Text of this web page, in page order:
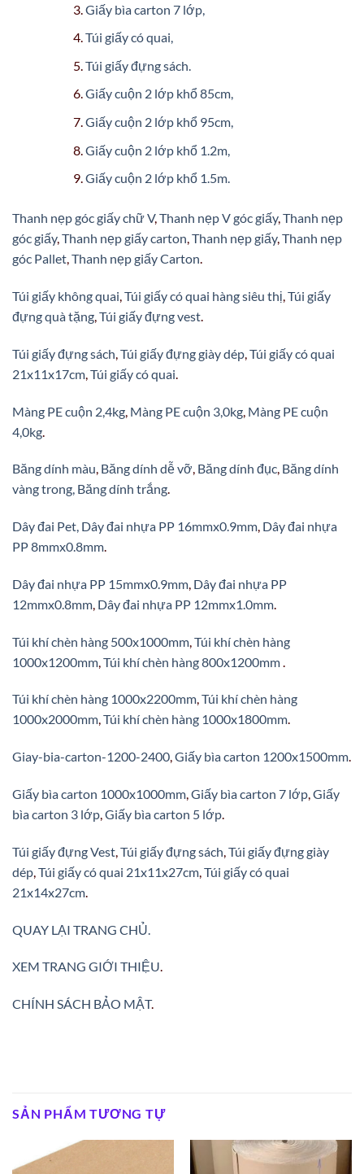
Giấy bìa carton 7 lớp,
Túi giấy có quai,
Túi giấy đựng sách.
Giấy cuộn 2 lớp khổ 85cm,
Giấy cuộn 2 lớp khổ 95cm,
Giấy cuộn 2 lớp khổ 1.2m,
Giấy cuộn 2 lớp khổ 1.5m.
Thanh nẹp góc giấy chữ V,Thanh nẹp V góc giấy,Thanh nẹp
góc giấy,Thanh nẹp giấy carton,Thanh nẹp giấy,Thanh nẹp
góc Pallet,Thanh nẹp giấy Carton.
Túi giấy không quai,Túi giấy có quai hàng siêu thị,Túi giấy
đựng quà tặng,Túi giấy đựng vest.
Túi giấy đựng sách Túi giấy đựng giày dép Túi giấy có quai
21x11x17cm Túi giấy có quai
Màng PE cuộn 2,4kg Màng PE cuộn 3,0kg Màng PE cuộn
4,0kg
Băng dính màu, Băng dính dễ vỡ, Băng dính đục, Băng dính
vàng trong, Băng dính trắng.
Dây đai Pet, Dây đai nhựa PP 16mmx0.9mm, Dây đai nhựa
PP 8mmx0.8mm.
Dây đai nhựa PP 15mmx0.9mm, Dây đai nhựa PP
12mmx0.8mm, Dây đai nhựa PP 12mmx1.0mm.
Túi khí chèn hàng 500x1000mm Túi khí chèn hàng
1000x1200mm Túi khí chèn hàng 800x1200mm
Túi khí chèn hàng 1000x2200mm,Túi khí chèn hàng
1000x2000mm,Túi khí chèn hàng 1000x1800mm.
Giay-bia-carton-1200-2400,Giấy bìa carton 1200x1500mm.
Giấy bìa carton 1000x1000mm,Giấy bìa carton 7 lớp,Giấy
bìa carton 3 lớp,Giấy bìa carton 5 lớp.
Túi giấy đựng Vest,Túi giấy đựng sách,Túi giấy đựng giày
dép,Túi giấy có quai 21x11x27cm,Túi giấy có quai
21x14x27cm.
QUAY LẠI TRANG CHỦ.
XEM TRANG GIỚI THIỆU.
CHÍNH SÁCH BẢO MẬT.
SẢN PHẨM TƯƠNG TỰ